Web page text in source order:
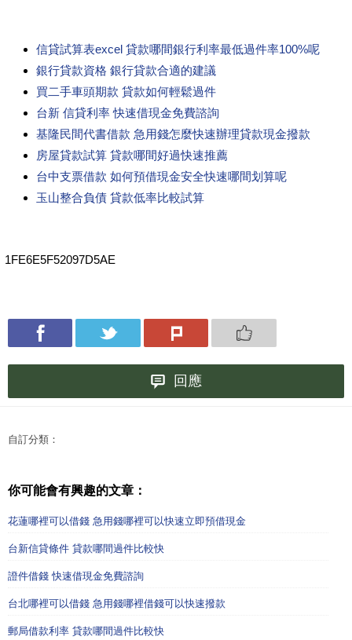
信貸試算表excel 貸款哪間銀行利率最低過件率100%呢
銀行貸款資格 銀行貸款合適的建議
買二手車頭期款 貸款如何輕鬆過件
台新 信貸利率 快速借現金免費諮詢
基隆民間代書借款 急用錢怎麼快速辦理貸款現金撥款
房屋貸款試算 貸款哪間好過快速推薦
台中支票借款 如何預借現金安全快速哪間划算呢
玉山整合負債 貸款低率比較試算
1FE6E5F52097D5AE
回應
自訂分類：
你可能會有興趣的文章：
花蓮哪裡可以借錢 急用錢哪裡可以快速立即預借現金
台新信貸條件 貸款哪間過件比較快
證件借錢 快速借現金免費諮詢
台北哪裡可以借錢 急用錢哪裡借錢可以快速撥款
郵局借款利率 貸款哪間過件比較快